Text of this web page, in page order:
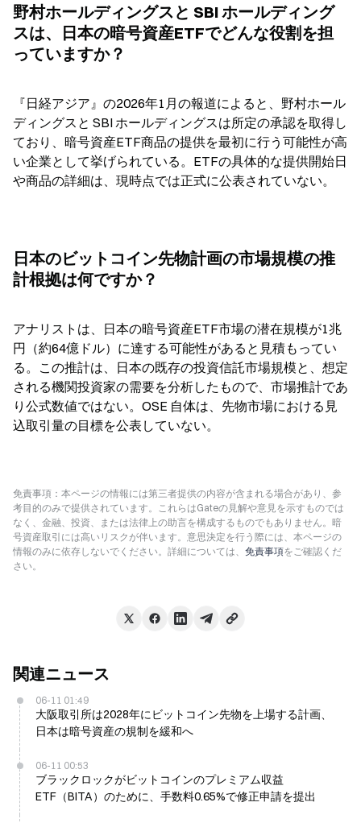
野村ホールディングスと SBI ホールディング
スは、日本の暗号資産ETFでどんな役割を担
っていますか？
『日経アジア』の2026年1月の報道によると、野村ホール
ディングスと SBI ホールディングスは所定の承認を取得し
ており、暗号資産ETF商品の提供を最初に行う可能性が高
い企業として挙げられている。ETFの具体的な提供開始日
や商品の詳細は、現時点では正式に公表されていない。
日本のビットコイン先物計画の市場規模の推
計根拠は何ですか？
アナリストは、日本の暗号資産ETF市場の潜在規模が1兆
円（約64億ドル）に達する可能性があると見積もってい
る。この推計は、日本の既存の投資信託市場規模と、想定
される機関投資家の需要を分析したもので、市場推計であ
り公式数値ではない。OSE 自体は、先物市場における見
込取引量の目標を公表していない。
免責事項：本ページの情報には第三者提供の内容が含まれる場合があり、参
考目的のみで提供されています。これらはGateの見解や意見を示すものでは
なく、金融、投資、または法律上の助言を構成するものでもありません。暗
号資産取引には高いリスクが伴います。意思決定を行う際には、本ページの
情報のみに依存しないでください。詳細については、 免責事項をご確認くだ
さい。
関連ニュース
06-11 01:49
大阪取引所は2028年にビットコイン先物を上場する計画、
日本は暗号資産の規制を緩和へ
06-11 00:53
ブラックロックがビットコインのプレミアム収益
ETF（BITA）のために、手数料0.65%で修正申請を提出